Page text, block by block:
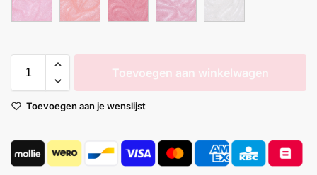
Toevoegen aan winkelwagen
Toevoegen aan je wenslijst